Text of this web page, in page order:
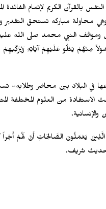
بالقرآن الكريم لإتمام الفائدة
محاولة مباركه تستحق التقدير
ومواقف النبي محمد صلى الله
مِنْهُمْ يَتْلُو عَلَيْهِمْ آيَاتِهِ
في البلاد بين محاضر وطلابه-
الاستفادة من العلوم المختلفة
والإنسانية.
حديث شريف.